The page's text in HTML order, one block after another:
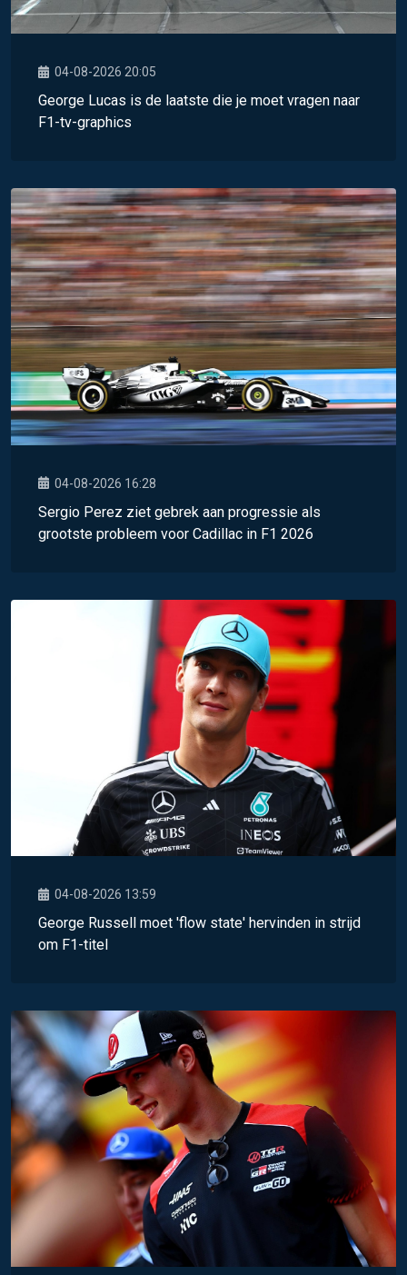
04-08-2026 20:05
George Lucas is de laatste die je moet vragen naar
F1-tv-graphics
04-08-2026 16:28
Sergio Perez ziet gebrek aan progressie als
grootste probleem voor Cadillac in F1 2026
04-08-2026 13:59
George Russell moet 'flow state' hervinden in strijd
om F1-titel